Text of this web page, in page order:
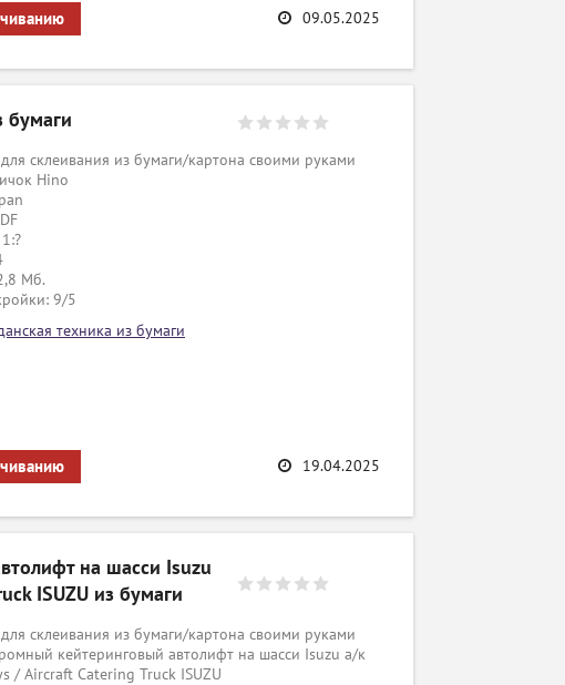
09.05.2025
бумаги
склеивания из бумаги/картона своими руками
Hino
Мб.
9/5
техника из бумаги
19.04.2025
на шасси Isuzu
ISUZU из бумаги
склеивания из бумаги/картона своими руками
кейтеринговый автолифт на шасси Isuzu а/к
/ Aircraft Catering Truck ISUZU